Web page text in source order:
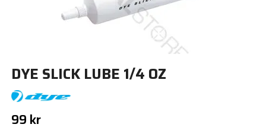
DYE SLICK LUBE 1/4 OZ
99 kr